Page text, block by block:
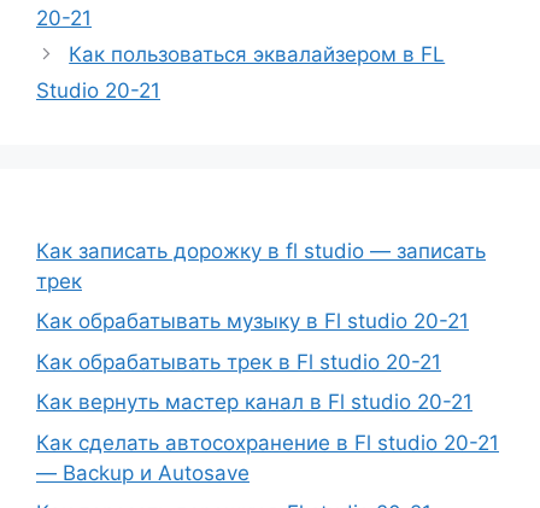
20-21
Как пользоваться эквалайзером в FL
Studio 20-21
Как записать дорожку в fl studio — записать
трек
Как обрабатывать музыку в Fl studio 20-21
Как обрабатывать трек в Fl studio 20-21
Как вернуть мастер канал в Fl studio 20-21
Как сделать автосохранение в Fl studio 20-21
— Backup и Autosave